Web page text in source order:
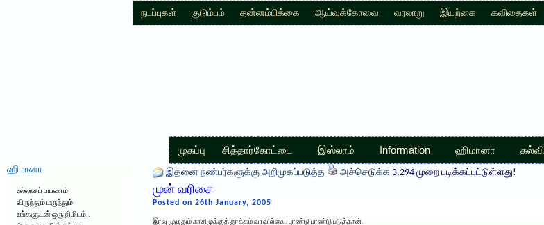
நடப்புகள் குடும்பம் தன்னம்பிக்கை ஆய்வுக்கோவை வரலாறு இயற்கை கவிதைகள்
முகப்பு சித்தார்கோட்டை இஸ்லாம் Information ஹிமானா கல்வி
ஹிமானா
உல்லாசப் பயணம்
விருந்தும் மருந்தும்
உங்களுடன் ஒரு நிமிடம்..
இதனை நண்பர்களுக்கு அறிமுகப்படுத்த அச்செடுக்க 3,294 முறை படிக்கப்பட்டுள்ளது!
முன் வரிசை
Posted on 26th January, 2005
இரவு முழுதும் காசிமுக்குத் தூக்கம் வரவில்லை. புரண்டு புரண்டு படுத்தான்.